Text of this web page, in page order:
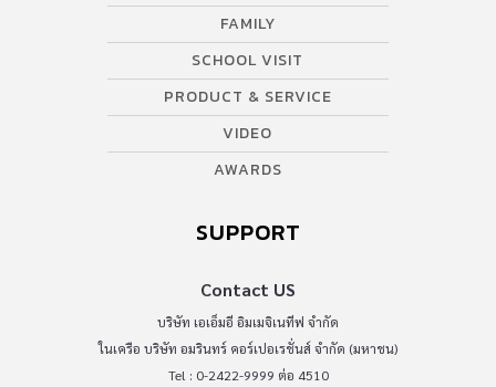
FAMILY
SCHOOL VISIT
PRODUCT & SERVICE
VIDEO
AWARDS
SUPPORT
Contact US
บริษัท เอเอ็มอี อิมเมจิเนทีฟ จำกัด
ในเครือ บริษัท อมรินทร์ คอร์เปอเรชั่นส์ จำกัด (มหาชน)
Tel : 0-2422-9999 ต่อ 4510